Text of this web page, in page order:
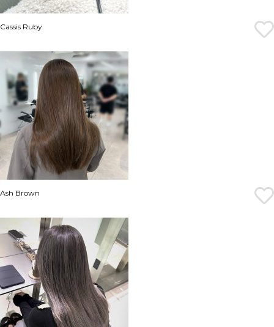
Cassis Ruby
Ash Brown